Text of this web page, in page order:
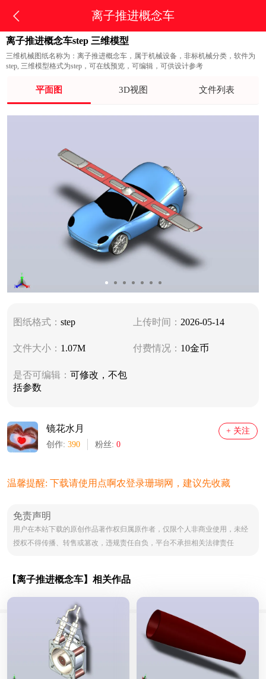
离子推进概念车
离子推进概念车step 三维模型
三维机械图纸名称为：离子推进概念车，属于机械设备，非标机械分类，软件为
step, 三维模型格式为step，可在线预览，可编辑，可供设计参考
平面图 3D视图 文件列表
图纸格式： step 上传时间： 2026-05-14
文件大小： 1.07M 付费情况： 10金币
是否可编辑： 可修改，不包
括参数
镜花水月
创作: 390 粉丝: 0
+ 关注
温馨提醒: 下载请使用点啊农登录珊瑚网，建议先收藏
免责声明
用户在本站下载的原创作品著作权归属原作者，仅限个人非商业使用，未经
授权不得传播、转售或篡改，违规责任自负，平台不承担相关法律责任
【离子推进概念车】相关作品